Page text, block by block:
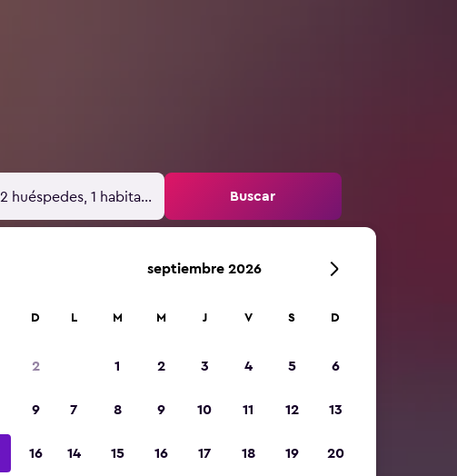
2 huéspedes, 1 habitación Buscar
D
2
9
16
septiembre 2026
L M M J V S D
1 2 3 4 5 6
7 8 9 10 11 12 13
14 15 16 17 18 19 20